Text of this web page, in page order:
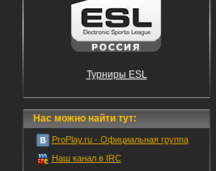
Турниры ESL
Нас можно найти тут:
ProPlay.ru - Официальная группа
Наш канал в IRC